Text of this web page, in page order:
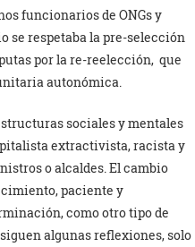
funcionarios de ONGs y
se respetaba la pre-selección
por la re-reelección, que
autonómica.
sociales y mentales
extractivista, racista y
o alcaldes. El cambio
paciente y
como otro tipo de
algunas reflexiones, solo